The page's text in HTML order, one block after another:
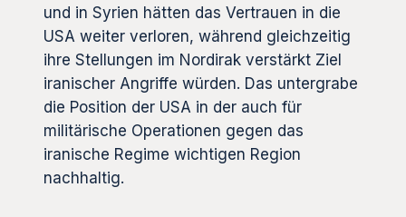
und in Syrien hätten das Vertrauen in die
USA weiter verloren, während gleichzeitig
ihre Stellungen im Nordirak verstärkt Ziel
iranischer Angriffe würden. Das untergrabe
die Position der USA in der auch für
militärische Operationen gegen das
iranische Regime wichtigen Region
nachhaltig.